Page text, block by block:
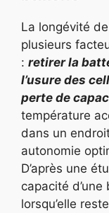
La longévité
plusieurs
: retirer la
l’usure des
perte de
température
dans un
autonomie
D’après une
capacité
lorsqu’elle